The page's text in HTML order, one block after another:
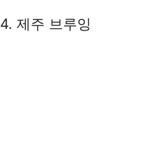
4. 제주 브루잉